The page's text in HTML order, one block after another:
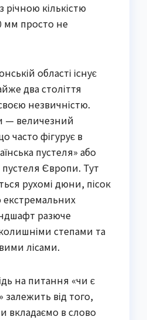
річною кількістю
мм просто не
області існує
два століття
незвичністю.
— величезний
часто фігурує в
пустеля» або
пустеля Європи. Тут
рухомі дюни, пісок
екстремальних
разюче
степами та
лісами.
на питання «чи є
залежить від того,
вкладаємо в слово